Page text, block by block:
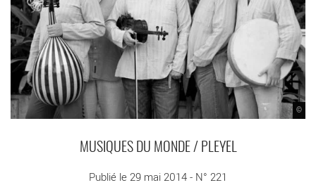
©
MUSIQUES DU MONDE / PLEYEL
Publié le 29 mai 2014 - N° 221